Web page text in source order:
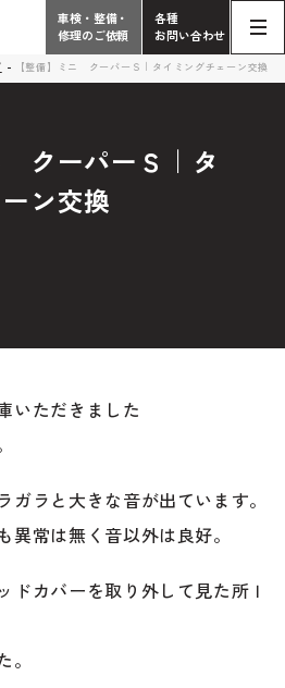
他
- 18:30（月曜定休）
い合わせ総合
電話がかかります
理のご依頼
車検・整備・
修理のご依頼
各種
お問い合わせ
【整備】ミニ クーパーＳ｜タイミングチェーン交換
クーパーＳ｜タ
ン交換
いただきました
ガラと大きな音が出ています。
異常は無く音以外は良好。
ドカバーを取り外して見た所Ｉ